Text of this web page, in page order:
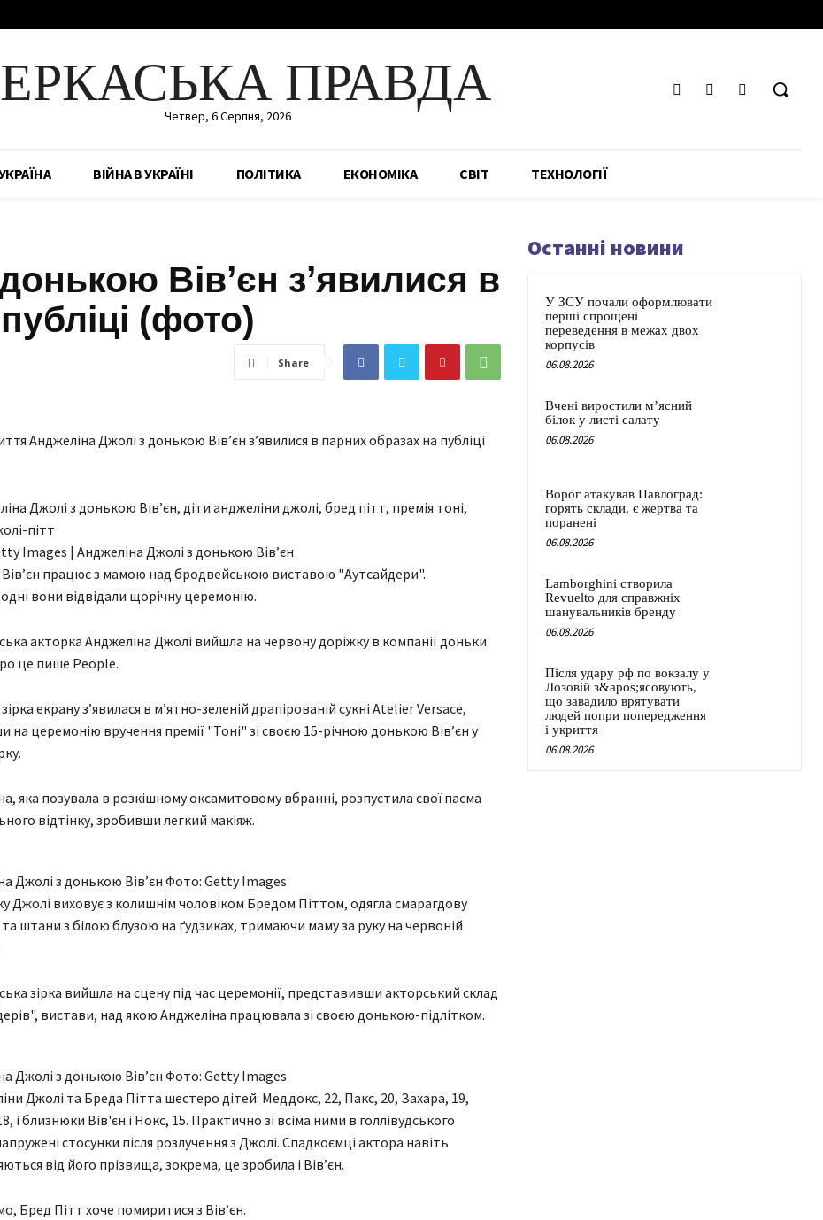
ПРАВДА
Четвер, 6 Серпня, 2026
ВІЙНА В УКРАЇНІ ПОЛІТИКА ЕКОНОМІКА СВІТ ТЕХНОЛОГІЇ
Вівʼєн зʼявилися в
(фото)
Share
Анджеліна Джолі з донькою Вівʼєн зʼявилися в парних образах на публіці
Images | Анджеліна Джолі з донькою Вівʼєн
Вівʼєн працює з мамою над бродвейською виставою "Аутсайдери".
вони відвідали щорічну церемонію.
акторка Анджеліна Джолі вийшла на червону доріжку в компанії доньки
це пише People.
екрану зʼявилася в м’ятно-зеленій драпірованій сукні Atelier Versace,
на церемонію вручення премії "Тоні" зі своєю 15-річною донькою Вів’єн у
яка позувала в розкішному оксамитовому вбранні, розпустила свої пасма
відтінку, зробивши легкий макіяж.
Джолі з донькою Вівʼєн Фото: Getty Images
Джолі виховує з колишнім чоловіком Бредом Піттом, одягла смарагдову
штани з білою блузою на ґудзиках, тримаючи маму за руку на червоній
зірка вийшла на сцену під час церемонії, представивши акторський склад
вистави, над якою Анджеліна працювала зі своєю донькою-підлітком.
Джолі з донькою Вівʼєн Фото: Getty Images
Джолі та Бреда Пітта шестеро дітей: Меддокс, 22, Пакс, 20, Захара, 19,
і близнюки Вів'єн і Нокс, 15. Практично зі всіма ними в голлівудського
стосунки після розлучення з Джолі. Спадкоємці актора навіть
від його прізвища, зокрема, це зробила і Вівʼєн.
Бред Пітт хоче помиритися з Вівʼєн.
Останні новини
У ЗСУ почали оформлювати
перші спрощені
переведення в межах двох
корпусів
06.08.2026
Вчені виростили м’ясний
білок у листі салату
06.08.2026
Ворог атакував Павлоград:
горять склади, є жертва та
поранені
06.08.2026
Lamborghini створила
Revuelto для справжніх
шанувальників бренду
06.08.2026
Після удару рф по вокзалу у
Лозовій з&apos;ясовують,
що завадило врятувати
людей попри попередження
і укриття
06.08.2026